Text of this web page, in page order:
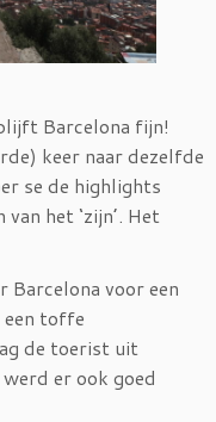
Barcelona fijn!
keer naar dezelfde
se de highlights
het ‘zijn’. Het
Barcelona voor een
een toffe
de toerist uit
er ook goed